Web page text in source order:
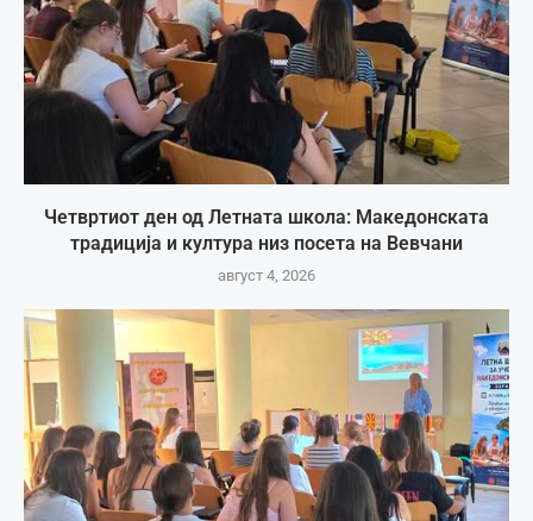
Четвртиот ден од Летната школа: Македонската
традиција и култура низ посета на Вевчани
август 4, 2026